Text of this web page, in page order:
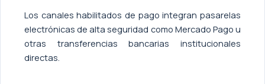
Los canales habilitados de pago integran pasarelas
electrónicas de alta seguridad como Mercado Pago u
otras transferencias bancarias institucionales
directas.